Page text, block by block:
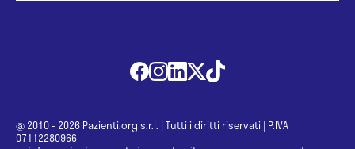
@ 2010 - 2026 Pazienti.org s.r.l. | Tutti i diritti riservati | P.IVA
07112280966